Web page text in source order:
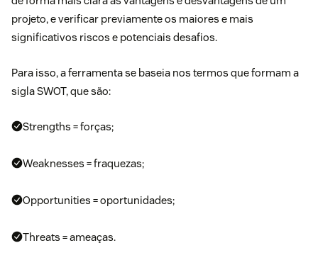
projeto, e verificar previamente os maiores e mais
significativos riscos e potenciais desafios.
Para isso, a ferramenta se baseia nos termos que formam a
sigla SWOT, que são:
Strengths = forças;
Weaknesses = fraquezas;
Opportunities = oportunidades;
Threats = ameaças.